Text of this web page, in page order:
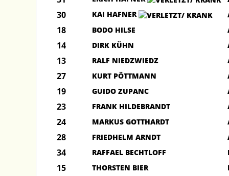
30 KAI HAFNER
18 BODO HILSE
14 DIRK KÜHN
13 RALF NIEDZWIEDZ
27 KURT PÖTTMANN
19 GUIDO ZUPANC
23 FRANK HILDEBRANDT
24 MARKUS GOTTHARDT
28 FRIEDHELM ARNDT
34 RAFFAEL BECHTLOFF
15 THORSTEN BIER